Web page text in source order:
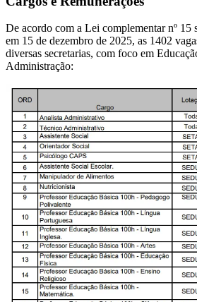
De acordo com a Lei complementar nº 15
em 15 de dezembro de 2025, as 1402
diversas secretarias, com foco em
Administração: